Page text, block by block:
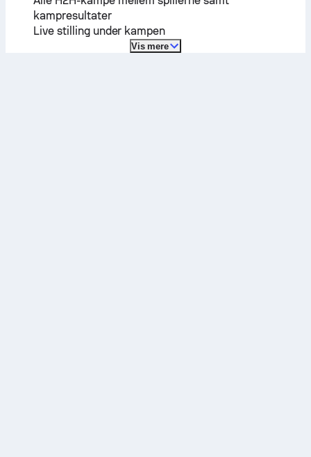
kampresultater
Live stilling under kampen
Vis mere